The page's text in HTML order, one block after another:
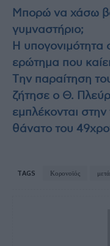
Μπορώ να χάσω
γυμναστήριο;
Η υπογονιμότητα
ερώτημα που καίει
Tην παραίτηση
ζήτησε ο Θ.
εμπλέκονται
θάνατο του
TAGS Κορονοϊός